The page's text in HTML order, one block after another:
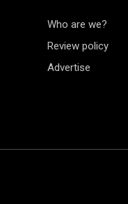
Who are we?
Review policy
Advertise